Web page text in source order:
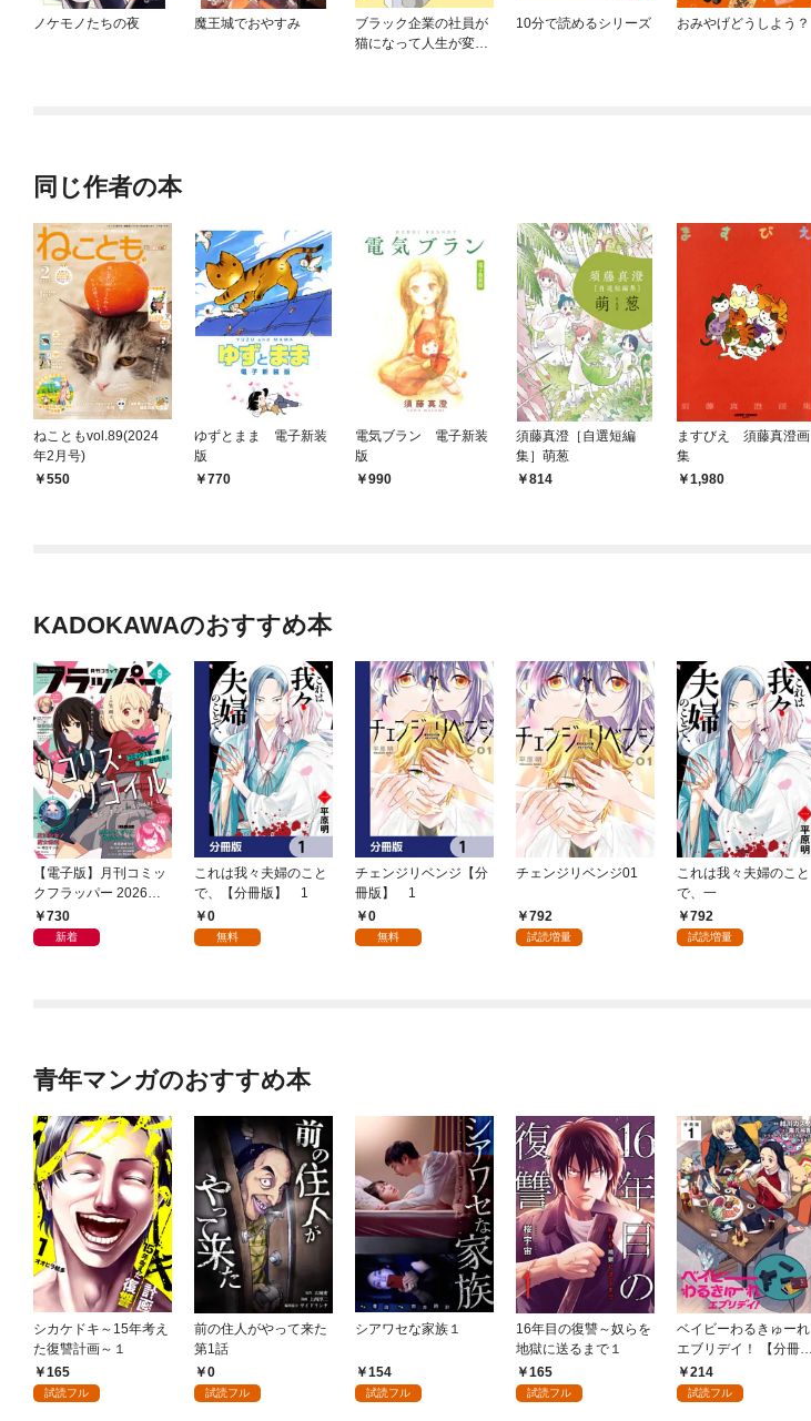
ノケモノたちの夜 魔王城でおやすみ
ブラック企業の社員が
猫になって人生が変わ
10分で読めるシリーズ おみやげどうしよう？
同じ作者の本
ねこともvol.89(2024
年2月号)
550
ゆずとまま 電子新装
版
770
電気ブラン 電子新装
版
990
須藤真澄［自選短編
集］萌葱
814
ますびえ 須藤真澄画
集
1,980
KADOKAWAのおすすめ本
【電子版】月刊コミッ
クフラッパー 2026年9
月号730
新着
これは我々夫婦のこと
で、【分冊版】 1
0
無料
チェンジリベンジ【分
冊版】 1
0
無料
チェンジリベンジ01
792
試読増量
これは我々夫婦のこと
で、一
792
試読増量
青年マンガのおすすめ本
シカケドキ～15年考え
た復讐計画～１
165
試読フル
前の住人がやって来た
第1話
0
試読フル
シアワセな家族１
154
試読フル
16年目の復讐～奴らを
地獄に送るまで１
165
試読フル
ベイビーわるきゅーれ
エブリデイ！ 【分冊
版】 1
214
試読フル